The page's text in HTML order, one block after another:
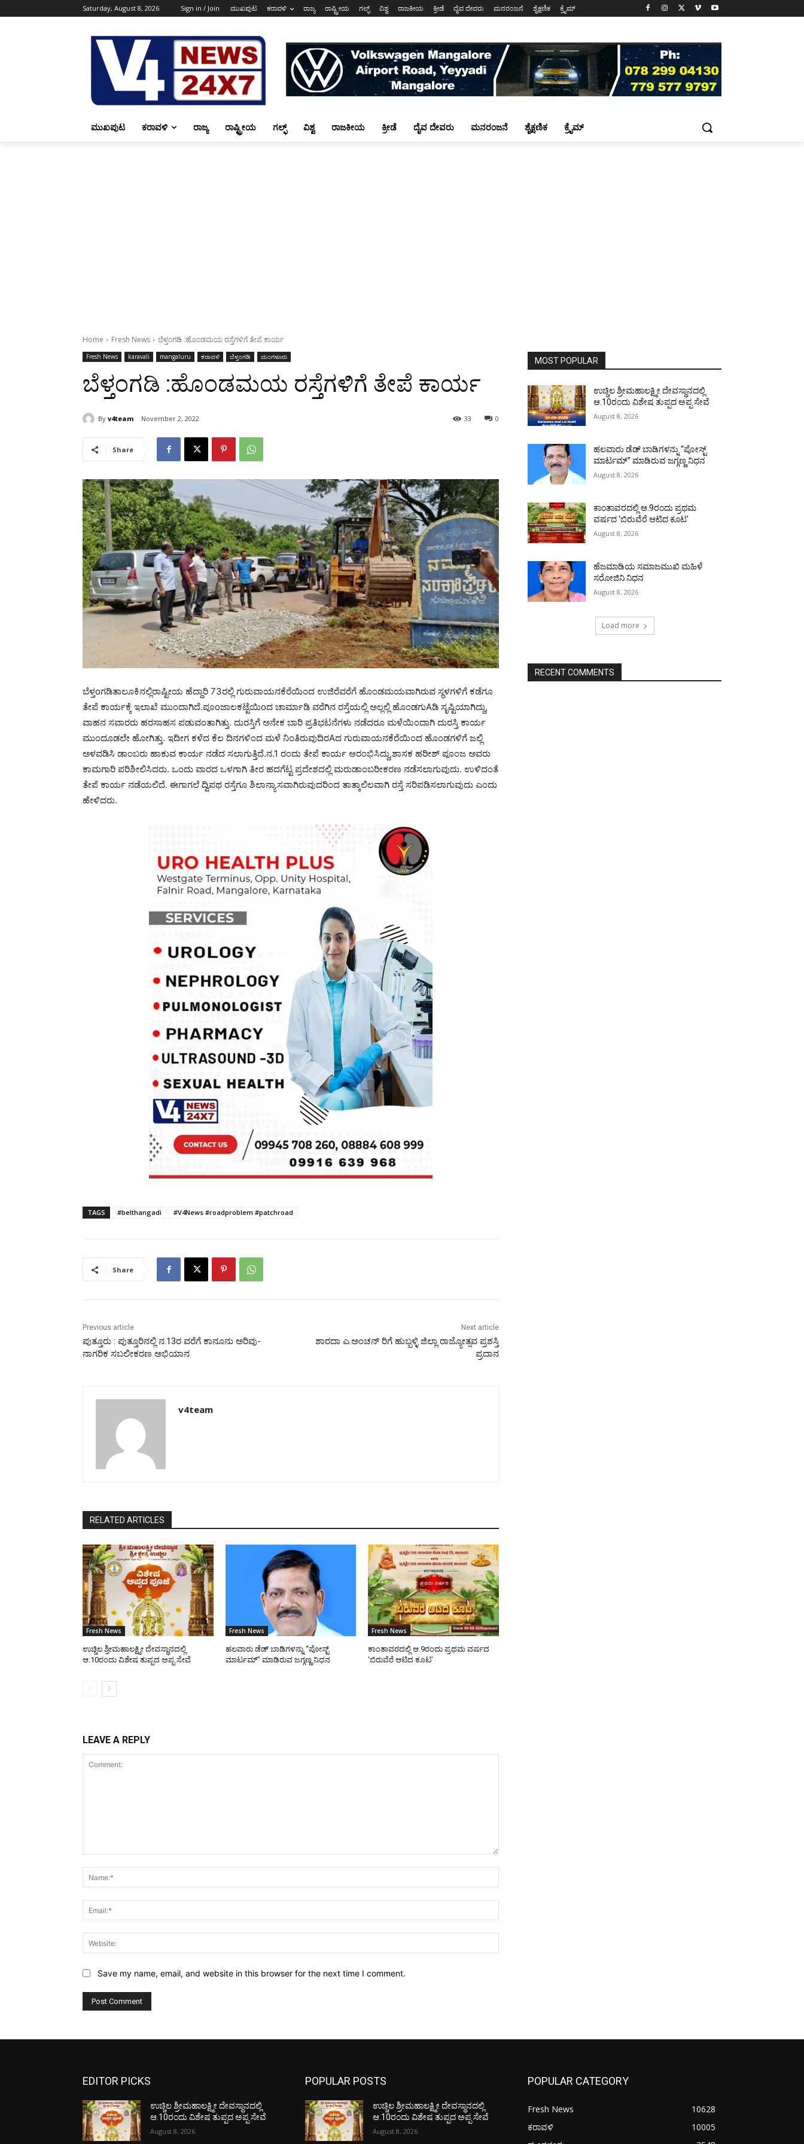
Saturday, August 8, 2026 Sign in / Join ಮುಖಪುಟ ಕರಾವಳಿ ರಾಜ್ಯ ರಾಷ್ಟ್ರೀಯ ಗಲ್ಫ್ ವಿಶ್ವ ರಾಜಕೀಯ ಕ್ರೀಡೆ ದೈವ ದೇವರು ಮನರಂಜನೆ ಶೈಕ್ಷಣಿಕ ಕ್ರೈಮ್
ಮುಖಪುಟ ಕರಾವಳಿ ರಾಜ್ಯ ರಾಷ್ಟ್ರೀಯ ಗಲ್ಫ್ ವಿಶ್ವ ರಾಜಕೀಯ ಕ್ರೀಡೆ ದೈವ ದೇವರು ಮನರಂಜನೆ ಶೈಕ್ಷಣಿಕ ಕ್ರೈಮ್
Home Fresh News ಬೆಳ್ತಂಗಡಿ :ಹೊಂಡಮಯ ರಸ್ತೆಗಳಿಗೆ ತೇಪೆ ಕಾರ್ಯ
Fresh News karavali mangaluru ಕರಾವಳಿ ಬೆಳ್ತಂಗಡಿ ಮಂಗಳೂರು
ಬೆಳ್ತಂಗಡಿ :ಹೊಂಡಮಯ ರಸ್ತೆಗಳಿಗೆ ತೇಪೆ ಕಾರ್ಯ
By v4team November 2, 2022 0
33
Share
ಬೆಳ್ತoಗಡಿತಾಲೂಕಿನಲ್ಲಿರಾಷ್ಟೀಯ ಹೆದ್ದಾರಿ 73ರಲ್ಲಿ ಗುರುವಾಯನಕೆರೆಯಿಂದ ಉಜಿರೆವರೆಗೆ ಹೊಂಡಮಯವಾಗಿರುವ ಸ್ಥಳಗಳಿಗೆ ಕಡೆಗೂ
ತೇಪೆ ಕಾರ್ಯಕ್ಕೆ ಇಲಾಖೆ ಮುಂದಾಗಿದೆ.ಪೂoಜಾಲಕಟ್ಟೆಯಿoದ ಚಾರ್ಮಾಡಿ ವರೆಗಿನ ರಸ್ತೆಯಲ್ಲಿ ಅಲ್ಲಲ್ಲಿ ಹೊಂಡಗುAಡಿ ಸೃಷ್ಟಿಯಾಗಿದ್ದು,
ವಾಹನ ಸವಾರರು ಹರಸಾಹಸ ಪಡುವಂತಾಗಿತ್ತು. ದುರಸ್ತಿಗೆ ಅನೇಕ ಬಾರಿ ಪ್ರತಿಭಟನೆಗಳು ನಡೆದರೂ ಮಳೆಯಿಂದಾಗಿ ದುರಸ್ತಿ ಕಾರ್ಯ
ಮುಂದೂಡಲೇ ಹೋಗಿತ್ತು. ಇದೀಗ ಕಳೆದ ಕೆಲ ದಿನಗಳಿಂದ ಮಳೆ ನಿಂತಿರುವುದಿರAದ ಗುರುವಾಯನಕೆರೆಯಿಂದ ಹೊಂಡಗಳಿಗೆ ಜಲ್ಲಿ
ಅಳವಡಿಸಿ ಡಾಂಬರು ಹಾಕುವ ಕಾರ್ಯ ನಡೆದ ಸಲಾಗುತ್ತಿದೆ.ನ.1 ರಂದು ತೇಪೆ ಕಾರ್ಯ ಆರಂಭಿಸಿದ್ದು,ಶಾಸಕ ಹರೀಶ್ ಪೂಂಜ ಅವರು
ಕಾಮಗಾರಿ ಪರಿಶೀಲಿಸಿದರು. ಒಂದು ವಾರದ ಒಳಗಾಗಿ ತೀರ ಹದಗೆಟ್ಟ ಪ್ರದೇಶದಲ್ಲಿ ಮರುಡಾಂಬರೀಕರಣ ನಡೆಸಲಾಗುವುದು. ಉಳಿದಂತೆ
ತೇಪೆ ಕಾರ್ಯ ನಡೆಯಲಿದೆ. ಈಗಾಗಲೆ ದ್ವಿಪಥ ರಸ್ತೆಗೂ ಶಿಲಾನ್ಯಾಸವಾಗಿರುವುದರಿಂದ ತಾತ್ಕಾಲಿಲವಾಗಿ ರಸ್ತೆ ಸರಿಪಡಿಸಲಾಗುವುದು ಎಂದು
ಹೇಳಿದರು.
TAGS #belthangadi #V4News #roadproblem #patchroad
Share
Previous article
ಪುತ್ತೂರು : ಪುತ್ತೂರಿನಲ್ಲಿ ನ.13ರ ವರೆಗೆ ಕಾನೂನು ಅರಿವು-
ನಾಗರಿಕ ಸಬಲೀಕರಣ ಅಭಿಯಾನ
Next article
ಶಾರದಾ ಎ.ಅಂಚನ್ ರಿಗೆ ಹುಬ್ಬಳ್ಳಿ ಜಿಲ್ಲಾ ರಾಜ್ಯೋತ್ಸವ ಪ್ರಶಸ್ತಿ
ಪ್ರದಾನ
v4team
RELATED ARTICLES
Fresh News
ಉಚ್ಚಿಲ ಶ್ರೀಮಹಾಲಕ್ಷ್ಮೀ ದೇವಸ್ಥಾನದಲ್ಲಿ
ಆ.10ರಂದು ವಿಶೇಷ ತುಪ್ಪದ ಅಪ್ಪ ಸೇವೆ
Fresh News
ಹಲವಾರು ಡೆಡ್ ಬಾಡಿಗಳನ್ನು “ಪೋಸ್ಟ್
ಮಾರ್ಟಮ್” ಮಾಡಿರುವ ಜಗ್ಗಣ್ಣ ನಿಧನ
Fresh News
ಕಾಂತಾವರದಲ್ಲಿ ಆ.9ರಂದು ಪ್ರಥಮ ವರ್ಷದ
‘ಬಿರುವೆರೆ ಆಟಿದ ಕೂಟ’
LEAVE A REPLY
Save my name, email, and website in this browser for the next time I comment.
MOST POPULAR
ಉಚ್ಚಿಲ ಶ್ರೀಮಹಾಲಕ್ಷ್ಮೀ ದೇವಸ್ಥಾನದಲ್ಲಿ
ಆ.10ರಂದು ವಿಶೇಷ ತುಪ್ಪದ ಅಪ್ಪ ಸೇವೆ
August 8, 2026
ಹಲವಾರು ಡೆಡ್ ಬಾಡಿಗಳನ್ನು “ಪೋಸ್ಟ್
ಮಾರ್ಟಮ್” ಮಾಡಿರುವ ಜಗ್ಗಣ್ಣ ನಿಧನ
August 8, 2026
ಕಾಂತಾವರದಲ್ಲಿ ಆ.9ರಂದು ಪ್ರಥಮ
ವರ್ಷದ ‘ಬಿರುವೆರೆ ಆಟಿದ ಕೂಟ’
August 8, 2026
ಹೆಜಮಾಡಿಯ ಸಮಾಜಮುಖಿ ಮಹಿಳೆ
ಸರೋಜಿನಿ ನಿಧನ
August 8, 2026
Load more
RECENT COMMENTS
EDITOR PICKS
ಉಚ್ಚಿಲ ಶ್ರೀಮಹಾಲಕ್ಷ್ಮೀ ದೇವಸ್ಥಾನದಲ್ಲಿ
ಆ.10ರಂದು ವಿಶೇಷ ತುಪ್ಪದ ಅಪ್ಪ ಸೇವೆ
August 8, 2026
POPULAR POSTS
ಉಚ್ಚಿಲ ಶ್ರೀಮಹಾಲಕ್ಷ್ಮೀ ದೇವಸ್ಥಾನದಲ್ಲಿ
ಆ.10ರಂದು ವಿಶೇಷ ತುಪ್ಪದ ಅಪ್ಪ ಸೇವೆ
August 8, 2026
POPULAR CATEGORY
Fresh News
10628
ಕರಾವಳಿ
10005